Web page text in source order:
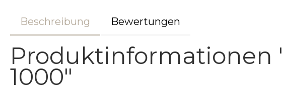
Beschreibung Bewertungen
Produktinformationen
1000"